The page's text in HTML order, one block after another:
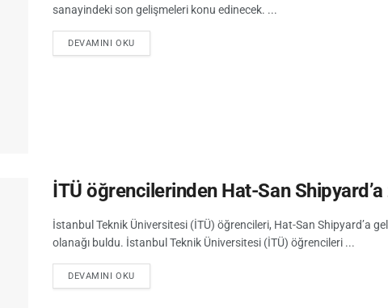
sanayindeki son gelişmeleri konu edinecek. ...
DEVAMINI OKU
İTÜ öğrencilerinden Hat-San
İstanbul Teknik Üniversitesi (İTÜ) öğrencileri, Hat-San Shipyard’a
olanağı buldu. İstanbul Teknik Üniversitesi (İTÜ) öğrencileri ...
DEVAMINI OKU